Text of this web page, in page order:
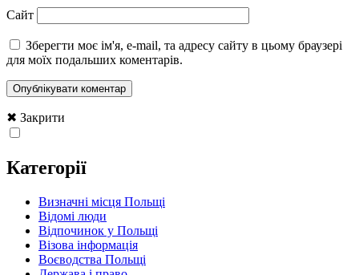
Сайт
Зберегти моє ім'я, e-mail, та адресу сайту в цьому браузері
для моїх подальших коментарів.
✖ Закрити
Категорії
Визначні місця Польщі
Відомі люди
Відпочинок у Польщі
Візова інформація
Воєводства Польщі